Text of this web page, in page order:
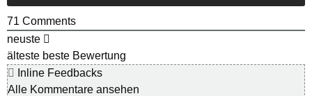
71 Comments
neuste
älteste beste Bewertung
Inline Feedbacks
Alle Kommentare ansehen